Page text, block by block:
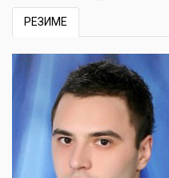
РЕЗИМЕ